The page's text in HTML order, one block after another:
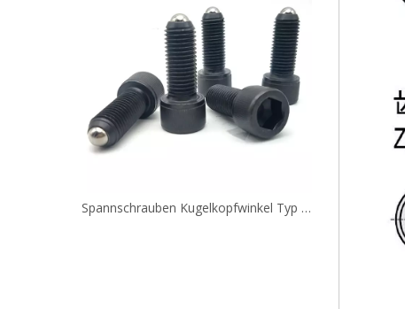
Spannschrauben Kugelkopfwinkel Typ HRSM HRSU HFSM